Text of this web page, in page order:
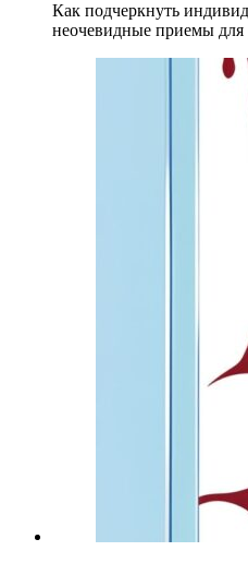
Как подчеркнуть
неочевидные приемы